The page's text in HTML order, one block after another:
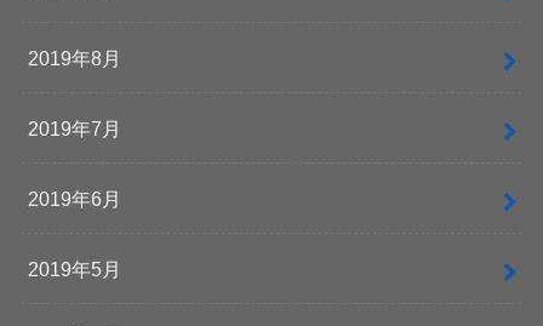
2019年8月
2019年7月
2019年6月
2019年5月